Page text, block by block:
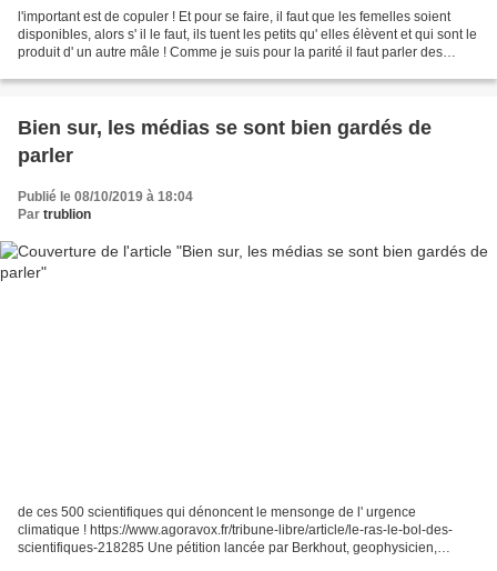
l'important est de copuler ! Et pour se faire, il faut que les femelles soient
disponibles, alors s' il le faut, ils tuent les petits qu' elles élèvent et qui sont le
produit d' un autre mâle ! Comme je suis pour la parité il faut parler des
Bien sur, les médias se sont bien gardés de
parler
Publié le 08/10/2019 à 18:04
Par trublion
de ces 500 scientifiques qui dénoncent le mensonge de l' urgence
climatique ! https://www.agoravox.fr/tribune-libre/article/le-ras-le-bol-des-
scientifiques-218285 Une pétition lancée par Berkhout, geophysicien,